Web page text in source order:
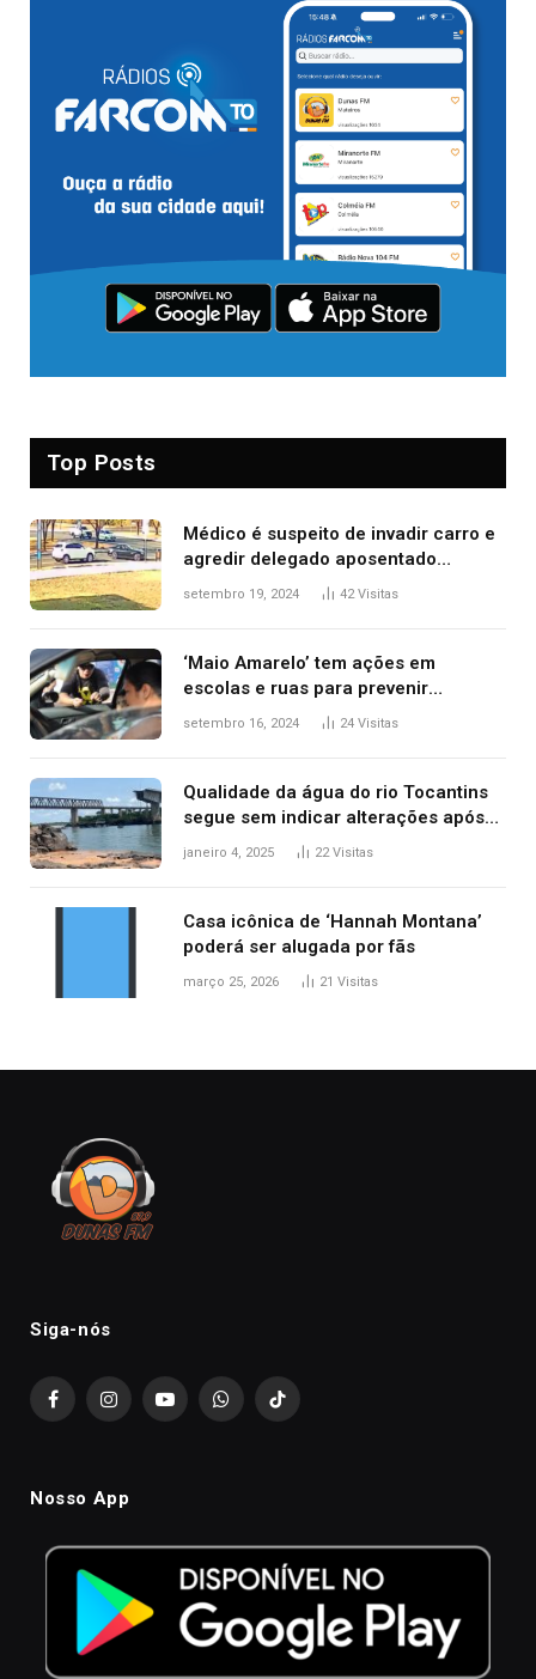
Top Posts
Médico é suspeito de invadir carro e
agredir delegado aposentado
durante confusão no trânsito
setembro 19, 2024 42Visitas
‘Maio Amarelo’ tem ações em
escolas e ruas para prevenir
acidentes no trânsito no AP
setembro 16, 2024 24 Visitas
Qualidade da água do rio Tocantins
segue sem indicar alterações após
desabamento da ponte entre MA e
janeiro 4, 2025 22Visitas
Casa icônica de ‘Hannah Montana’
poderá ser alugada por fãs
março 25, 2026 21 Visitas
Siga-nós
FacebookInstagramYouTubeWhatsAppTikTok
Nosso App